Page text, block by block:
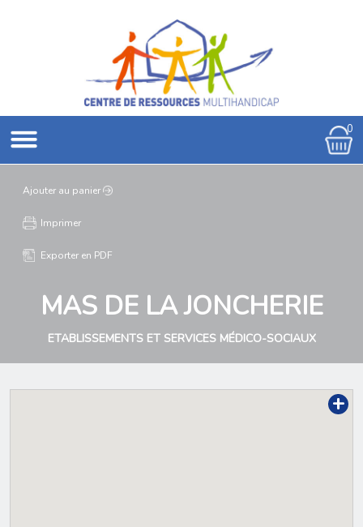
0
Ajouter au panier
Imprimer
Exporter en PDF
MAS DE LA JONCHERIE
ETABLISSEMENTS ET SERVICES MÉDICO-SOCIAUX
+